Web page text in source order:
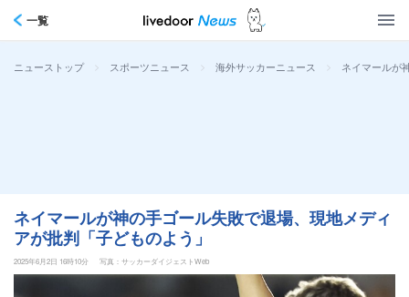
一覧
ニューストップ > スポーツニュース > 海外サッカーニュース > ネイマールが
ネイマールが神の手ゴール失敗で退場、現地メディ
アが批判「子どものよう」
2025年6月2日 16時10分 写真：サッカーダイジェストWeb